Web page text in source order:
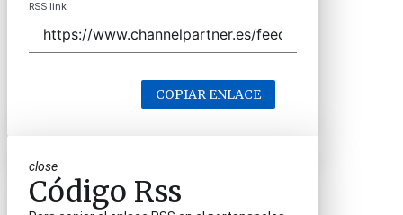
RSS link
COPIAR ENLACE
close
Código Rss